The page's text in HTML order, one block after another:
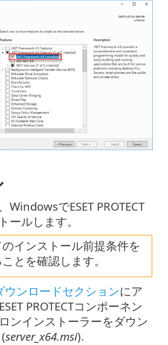
WindowsでESET PROTECT
ールします。
インストール前提条件を
とを確認します。
ウンロードセクションにア
PROTECTコンポーネン
ンインストーラーをダウン
server_x64.msi).